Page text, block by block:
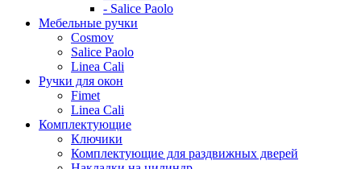
- Salice Paolo
Мебельные ручки
Cosmov
Salice Paolo
Linea Cali
Ручки для окон
Fimet
Linea Cali
Комплектующие
Ключики
Комплектующие для раздвижных дверей